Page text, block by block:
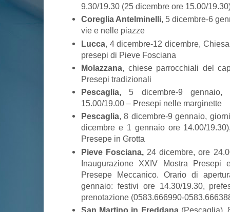
9.30/19.30 (25 dicembre ore 15.00/
Coreglia Antelminelli, 5 dicembre-6
vie e nelle piazze
Lucca , 4 dicembre-12 dicembre,
presepi di Pieve Fosciana
Molazzana, chiese parrocchiali del
Presepi tradizionali
Pescaglia, 5 dicembre-9 gennaio,
15.00/19.00 – Presepi nelle marginette
Pescaglia, 8 dicembre-9 gennaio,
dicembre e 1 gennaio ore 14.00/
Presepe in Grotta
Pieve Fosciana, 24 dicembre, ore
Inaugurazione XXIV Mostra
Presepe Meccanico. Orario di
gennaio: festivi ore 14.30/19.30,
prenotazione (0583.666990-
San Martino in Freddana(Pescaglia),